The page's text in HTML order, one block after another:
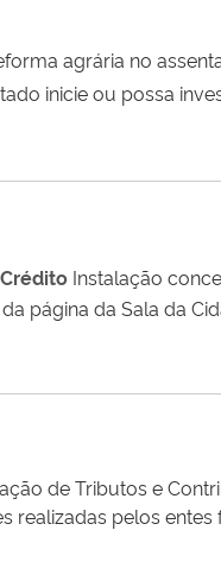
agrária no
Cacau; Habitacional
Crédito Instalação
Sala da Cidadania
modalidades têm desconto (rebate) de
de Tributos e
jurídica) apurou e
ações fiscais em relação a sua...